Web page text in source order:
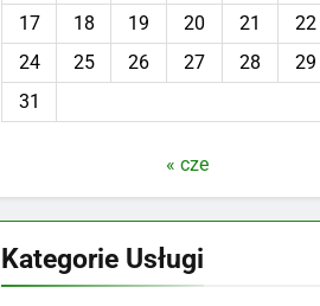
17
18 19 20 21 22
24
25 26 27 28 29
31
« cze
Kategorie Usługi